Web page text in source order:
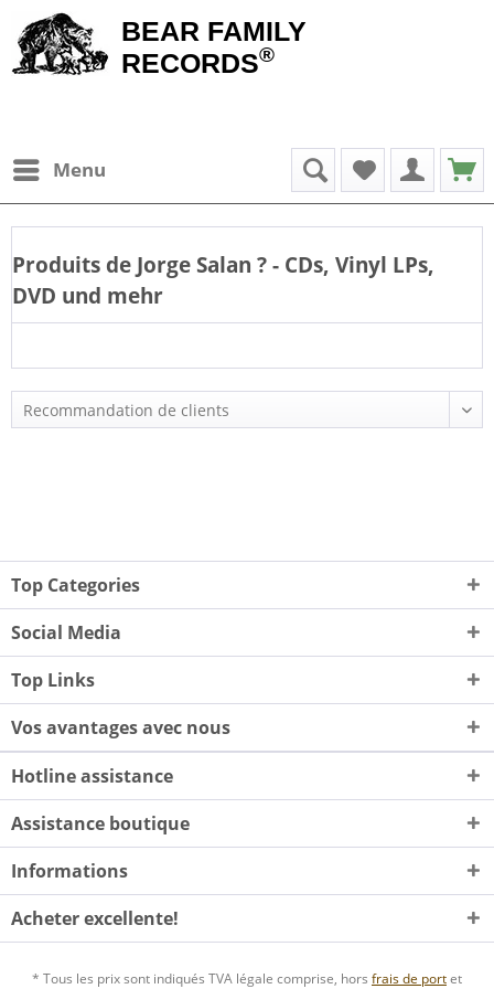
BEAR FAMILY
RECORDS®
Menu
Produits de Jorge Salan ? - CDs, Vinyl LPs,
DVD und mehr
Top Categories
Social Media
Top Links
Vos avantages avec nous
Hotline assistance
Assistance boutique
Informations
Acheter excellente!
* Tous les prix sont indiqués TVA légale comprise, hors frais de portet